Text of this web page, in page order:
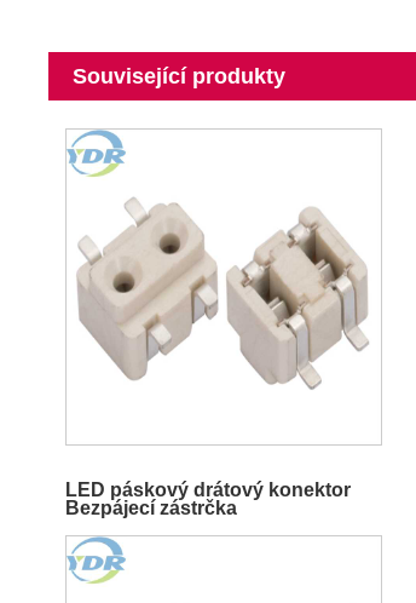
Související produkty
LED páskový drátový konektor
Bezpájecí zástrčka